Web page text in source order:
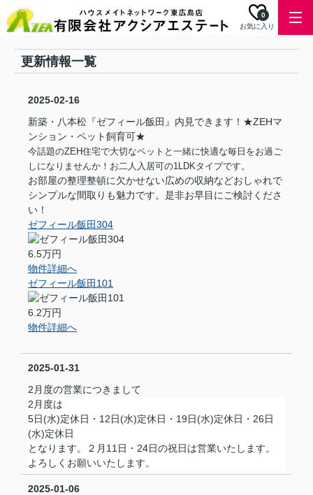
お気に入り
0
更新情報一覧
2025-02-16
新築・八本松『ゼフィール飯田』内見できます！★ZEHマ
ンション・ペット飼育可★
今話題のZEH住宅で大切なペットと一緒に快適な毎日をお過ご
しになりませんか！お二人入居可の1LDKタイプです。
お部屋の整理整頓に欠かせない広めの収納などおしゃれで
シンプルな間取りも魅力です。是非お早目にご検討くださ
い！
ゼフィール飯田304
6.5万円
物件詳細へ
ゼフィール飯田101
6.2万円
物件詳細へ
2025-01-31
2月度の営業につきまして
2月度は
5日(水)定休日・12日(水)定休日・19日(水)定休日・26日
(水)定休日
となります。２月11日・24日の祝日は営業いたします。
よろしくお願いいたします。
2025-01-06